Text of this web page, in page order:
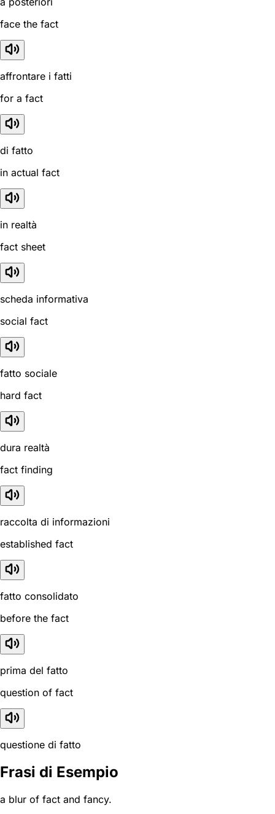
face the fact
affrontare i fatti
for a fact
di fatto
in actual fact
in realtà
fact sheet
scheda informativa
social fact
fatto sociale
hard fact
dura realtà
fact finding
raccolta di informazioni
established fact
fatto consolidato
before the fact
prima del fatto
question of fact
questione di fatto
Frasi di Esempio
a blur of fact and fancy.